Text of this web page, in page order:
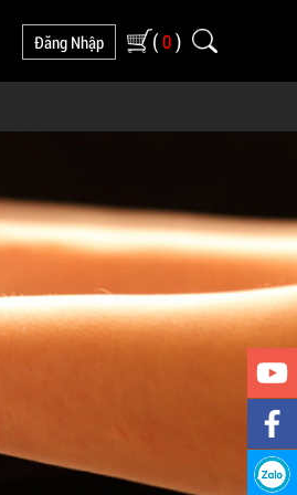
Đăng Nhập (0)